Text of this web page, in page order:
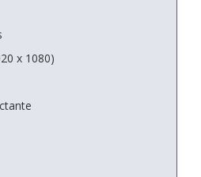
x 1080)